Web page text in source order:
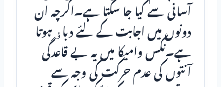
آسانی سے کیا جا سکتا ہے۔اگرچہ ان
دونوں میں اجابت کے لئے دباﺅ ہوتا
ہے۔نکس وامیکا میں یہ بے قاعدگی
آنتوں کی عدم حرکت کی وجہ سے